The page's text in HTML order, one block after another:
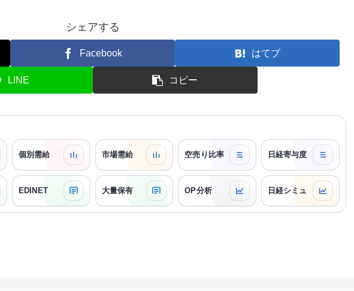
シェアする
Facebook はてブ
LINE コピー
個別需給 市場需給 空売り比率 日経寄与度
EDINET 大量保有 OP分析 日経シミュ